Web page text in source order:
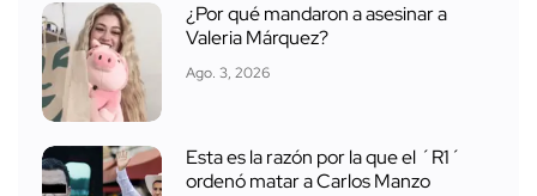
¿Por qué mandaron a asesinar a
Valeria Márquez?
Ago. 3, 2026
Esta es la razón por la que el ´R1´
ordenó matar a Carlos Manzo